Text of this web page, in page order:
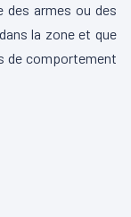
des armes ou des
la zone et que
de comportement